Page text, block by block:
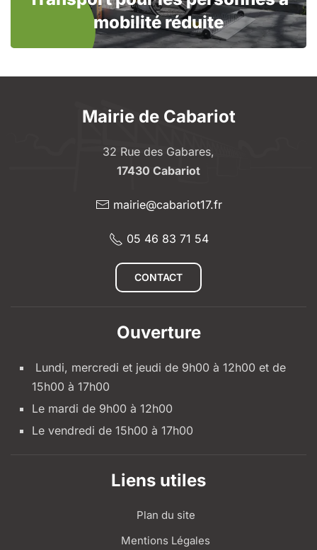
mobilité réduite
Mairie de Cabariot
32 Rue des Gabares,
17430 Cabariot
mairie@cabariot17.fr
05 46 83 71 54
CONTACT
Ouverture
Lundi, mercredi et jeudi de 9h00 à 12h00 et de
15h00 à 17h00
Le mardi de 9h00 à 12h00
Le vendredi de 15h00 à 17h00
Liens utiles
Plan du site
Mentions Légales